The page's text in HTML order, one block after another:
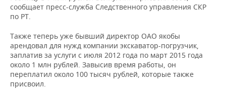
НЕФТЕХИМИЯ
ОПК
ЭНЕРГЕТИКА
РОЗНИЧНАЯ ТОРГОВЛЯ
ТРАНСПОРТ
УСЛУГИ
НОВОСТИ ТЕХНОЛОГИЙ
IT
МЕДИА
ТЕЛЕКОММУНИКАЦИИ
МЕРОПРИЯТИЯ
НОВОСТИ МЕРОПРИЯТИЙ
ВЫЕЗДНАЯ РЕДАКЦИЯ
БИЗНЕС-БРАНЧИ
СПОРТ
НОВОСТИ СПОРТА
ФУТБОЛ
ОБЩЕСТВО
НОВОСТИ ОБЩЕСТВА
ФОТОГАЛЕРЕЯ
сообщает пресс-служба Следственного управления СКР
по РТ.
Также теперь уже бывший директор ОАО якобы
арендовал для нужд компании экскаватор-погрузчик,
заплатив за услуги с июля 2012 года по март 2015 года
около 1 млн рублей. Завысив время работы, он
переплатил около 100 тысяч рублей, которые также
присвоил.